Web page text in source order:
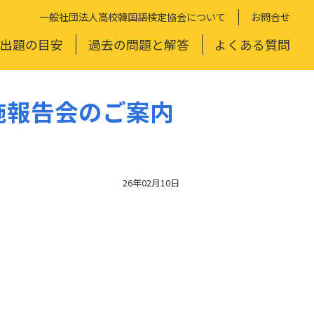
一般社団法人高校韓国語検定協会について お問合せ
出題の目安 過去の問題と解答 よくある質問
告会のご案内
26年02月10日